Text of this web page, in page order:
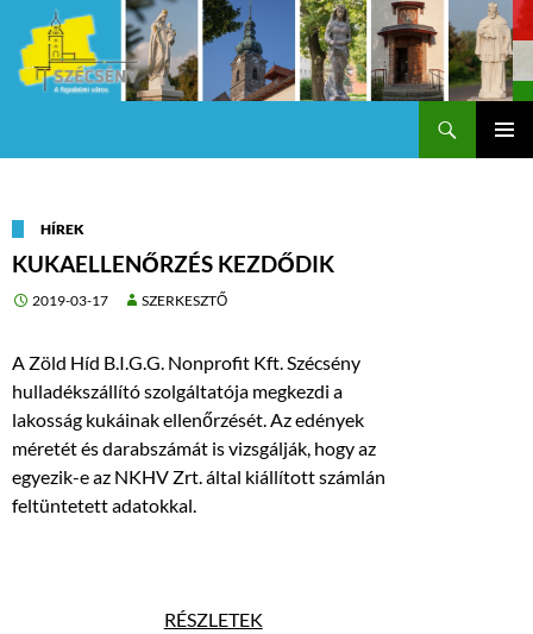
HÍREK
KUKAELLENŐRZÉS KEZDŐDIK
2019-03-17 SZERKESZTŐ
A Zöld Híd B.I.G.G. Nonprofit Kft. Szécsény
hulladékszállító szolgáltatója megkezdi a
lakosság kukáinak ellenőrzését. Az edények
méretét és darabszámát is vizsgálják, hogy az
egyezik-e az NKHV Zrt. által kiállított számlán
feltüntetett adatokkal.
RÉSZLETEK